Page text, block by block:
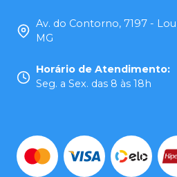
Av. do Contorno, 7197 -
MG
Horário de Atendimento:
Seg. a Sex. das 8 às 18h